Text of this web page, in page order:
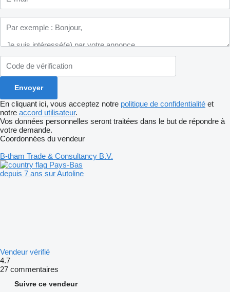
En cliquant ici, vous acceptez notre politique de confidentialité et
notre accord utilisateur.
Vos données personnelles seront traitées dans le but de répondre à
votre demande.
Coordonnées du vendeur
B-tham Trade & Consultancy B.V.
Pays-Bas
depuis 7 ans sur Autoline
Vendeur vérifié
4.7
27 commentaires
Suivre ce vendeur